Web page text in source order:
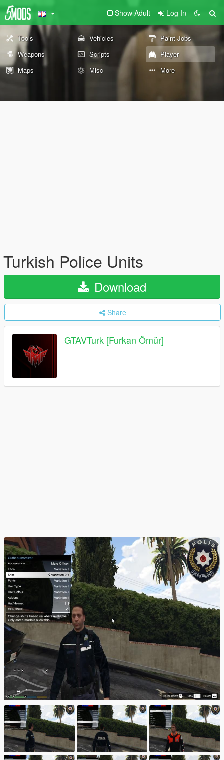
Show Adult Log In
Tools Vehicles
Paint Jobs
Weapons
Scripts
Player
Maps
Misc More
Turkish Police Units
Download
Share
GTAVTurk [Furkan Ömür]